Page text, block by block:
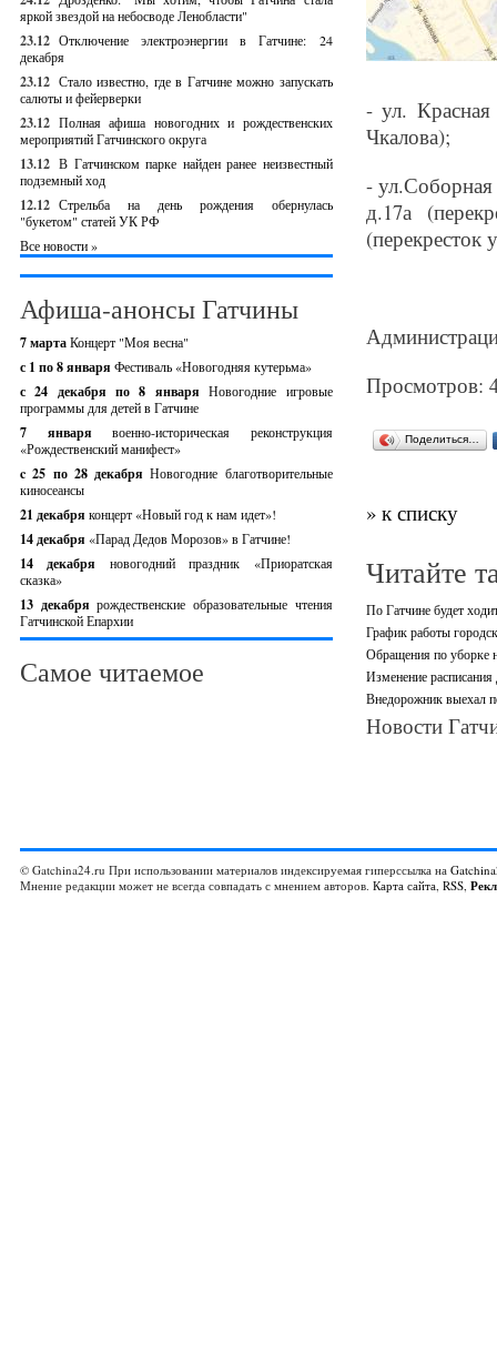
яркой звездой на небосводе Ленобласти"
23.12 Отключение электроэнергии в Гатчине: 24
декабря
23.12 Стало известно, где в Гатчине можно запускать
салюты и фейерверки
23.12 Полная афиша новогодних и рождественских
мероприятий Гатчинского округа
13.12 В Гатчинском парке найден ранее неизвестный
подземный ход
12.12 Стрельба на день рождения обернулась
"букетом" статей УК РФ
Все новости »
Афиша-анонсы Гатчины
7 мартаКонцерт "Моя весна"
с 1 по 8 января Фестиваль «Новогодняя кутерьма»
с 24 декабря по 8 январяНовогодние игровые
программы для детей в Гатчине
7 январявоенно-историческая реконструкция
«Рождественский манифест»
c 25 по 28 декабряНовогодние благотворительные
киносеансы
21 декабря концерт «Новый год к нам идет»!
14 декабря «Парад Дедов Морозов» в Гатчине!
14 декабря новогодний праздник «Приоратская
сказка»
13 декабрярождественские образовательные чтения
Гатчинской Епархии
Самое читаемое
- ул.
Чкалова);
-
д.17а
(перекресток
Просмотров:
Поделиться…
» к списку
Читайте
По Гатчине будет
График работы
Обращения по уборке
Изменение
Внедорожник выехал
Новости
© Gatchina24.ru При использовании материалов индексируемая гиперссылка на
Мнение редакции может не всегда совпадать с мнением авторов. Карта сайта, RSS,